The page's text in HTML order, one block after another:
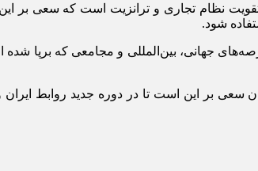
نظام تجاری و ترانزیت است که سعی بر
جمهوری آذربایجان اشاره کرد و افزود: در این ۳۰ سال سعی شده تا در عرصه‌های جهانی،
بر این است تا در دوره جدید روابط ایران و